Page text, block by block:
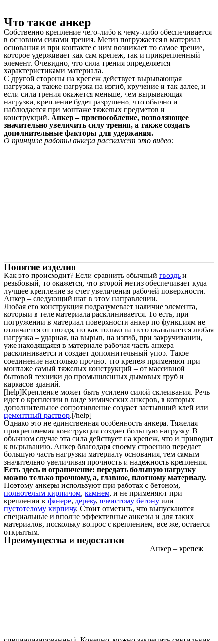
Что такое анкер
Собственно крепление чего-либо к чему-либо обеспечивается
в основном силами трения. Метиз погружается в материал
основания и при контакте с ним возникает то самое трение,
которое удерживает как сам крепеж, так и прикрепленный
элемент. Очевидно, что сила трения определяется
характеристиками материала.
С другой стороны на крепеж действует вырывающая
нагрузка, а также нагрузка на изгиб, кручение и так далее, и
если сила трения окажется меньше, чем вырывающая
нагрузка, крепление будет разрушено, что обычно и
наблюдается при монтаже тяжелых предметов и
конструкций. Анкер – приспособление, позволяющее
значительно увеличить силу трения, а также создать
дополнительные факторы для удержания.
О принципе работы анкера расскажет это видео:
Понятие изделия
Как это происходит? Если сравнить обычный гвоздь и
резьбовый, то окажется, что второй метиз обеспечивает куда
лучшее крепление за счет увеличения рабочей поверхности.
Анкер – следующий шаг в этом направлении.
Любая его конструкция подразумевает наличие элемента,
который в теле материала расклинивается. То есть, при
погружении в материал поверхности анкер по функциям не
отличается от гвоздя, но как только на него оказывается любая
нагрузка – ударная, на вырыв, на изгиб, при закручивании,
уже находящаяся в материале рабочая часть анкера
расклинивается и создает дополнительный упор. Такое
соединение настолько прочно, что крепеж применяют при
монтаже самый тяжелых конструкций – от массивной
бытовой техники до промышленных дымовых труб и
каркасов зданий.
[help]Крепление может быть усилено силой склеивания. Речь
идет о креплении в виде химических анкеров, в которых
дополнительное сопротивление создает застывший клей или
цементный раствор.[/help]
Однако это не единственная особенность анкера. Тяжелая
прикрепляемая конструкция создает большую нагрузку. В
обычном случае эта сила действует на крепеж, что и приводит
к вырыванию. Анкер благодаря своему строению передает
большую часть нагрузки материалу основания, тем самым
значительно увеличивая прочность и надежность крепления.
Есть здесь и ограничение: передать большую нагрузку
можно только прочному, а, главное, плотному материалу.
Поэтому анкеры используют при работах с бетоном,
полнотелым кирпичом, камнем, и не применяют при
креплении к фанере, дереву, ячеистому бетону или
пустотелому кирпичу. Стоит отметить, что выпускаются
специальные и вполне эффективные анкеры и для таких
материалов, поскольку вопрос с креплением, все же, остается
открытым.
Преимущества и недостатки
Анкер – крепеж